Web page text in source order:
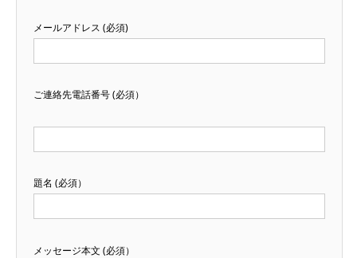
メールアドレス (必須)
ご連絡先電話番号 (必須）
題名 (必須）
メッセージ本文 (必須）